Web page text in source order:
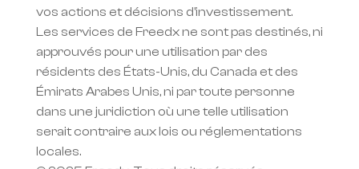
vos actions et décisions d'investissement.
Les services de Freedx ne sont pas destinés, ni
approuvés pour une utilisation par des
résidents des États-Unis, du Canada et des
Émirats Arabes Unis, ni par toute personne
dans une juridiction où une telle utilisation
serait contraire aux lois ou réglementations
locales.